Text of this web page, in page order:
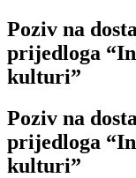
Poziv na
prijedloga
kulturi”
Poziv na
prijedloga
kulturi”